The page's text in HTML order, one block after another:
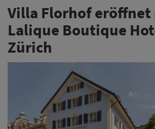
Villa Florhof eröffnet
Lalique Boutique
Zürich